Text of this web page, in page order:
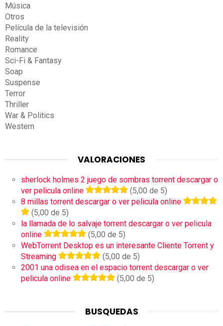
Música
Otros
Película de la televisión
Reality
Romance
Sci-Fi & Fantasy
Soap
Suspense
Terror
Thriller
War & Politics
Western
VALORACIONES
sherlock holmes 2 juego de sombras torrent descargar o
ver pelicula online
(5,00 de 5)
8 millas torrent descargar o ver pelicula online
(5,00 de 5)
la llamada de lo salvaje torrent descargar o ver pelicula
online
(5,00 de 5)
WebTorrent Desktop es un interesante Cliente Torrent y
Streaming
(5,00 de 5)
2001 una odisea en el espacio torrent descargar o ver
pelicula online
(5,00 de 5)
BUSQUEDAS